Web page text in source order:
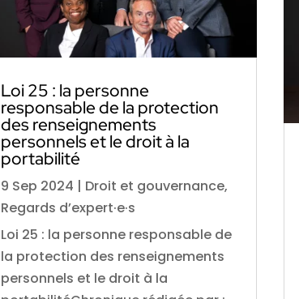
Loi 25 : la personne
responsable de la protection
des renseignements
personnels et le droit à la
portabilité
9 Sep 2024 | Droit et gouvernance,
Regards d’expert·e·s
Loi 25 : la personne responsable de
la protection des renseignements
personnels et le droit à la